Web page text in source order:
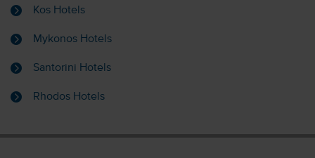
Kos Hotels
Mykonos Hotels
Santorini Hotels
Rhodos Hotels